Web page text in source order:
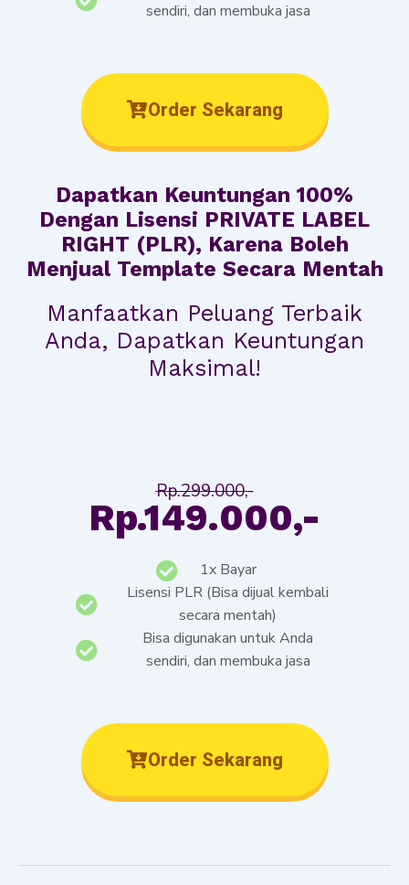
sendiri, dan membuka jasa
Order Sekarang
Dapatkan Keuntungan 100%
Dengan Lisensi PRIVATE LABEL
RIGHT (PLR), Karena Boleh
Menjual Template Secara Mentah
Manfaatkan Peluang Terbaik
Anda, Dapatkan Keuntungan
Maksimal!
Rp.299.000,-
Rp.149.000,-
1x Bayar
Lisensi PLR (Bisa dijual kembali
secara mentah)
Bisa digunakan untuk Anda
sendiri, dan membuka jasa
Order Sekarang